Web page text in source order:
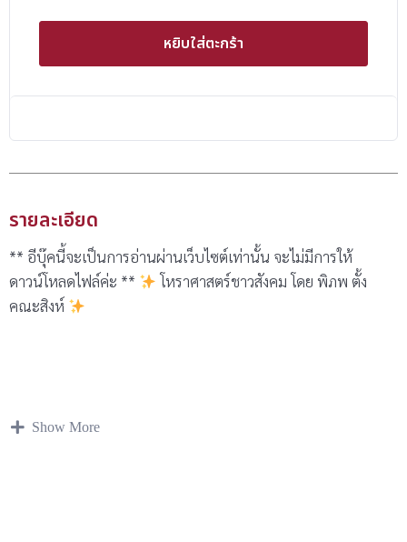
หยิบใส่ตะกร้า
รายละเอียด
** อีบุ๊คนี้จะเป็นการอ่านผ่านเว็บไซต์เท่านั้น จะไม่มีการให้
ดาวน์โหลดไฟล์ค่ะ **
โหราศาสตร์ชาวสังคม โดย พิภพ ตั้ง
คณะสิงห์
Show More